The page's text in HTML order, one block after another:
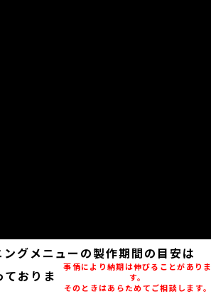
グメニューの製作期間の目安は
ておりま
事情により納期は伸びることがありま
す。
そのときはあらためてご相談します。